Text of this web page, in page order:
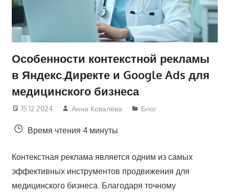
Особенности контекстной рекламы
в Яндекс.Директе и Google Ads для
медицинского бизнеса
15.12.2024 Анна Ковалёва Блог
Время чтения 4 минуты
Контекстная реклама является одним из самых
эффективных инструментов продвижения для
медицинского бизнеса. Благодаря точному